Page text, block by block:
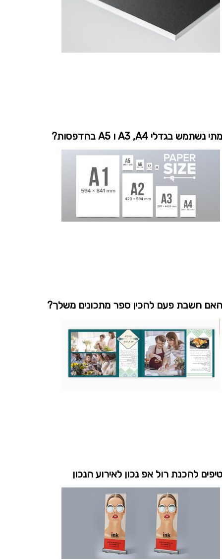
מתי נשתמש בגדלי A3 ,A4 ו A5 בהדפסות?
האם חשבת פעם להכין ספר מתכונים משלך?
טיפים להכנת רול אפ נכון לאירוע הנכון